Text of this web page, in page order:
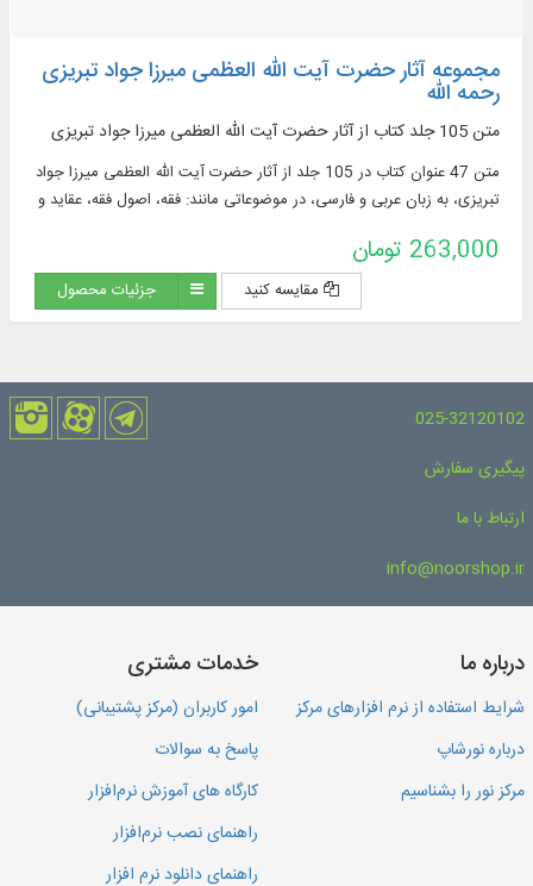
مجموعه آثار حضرت آیت‌ الله العظمی میرزا جواد تبریزی
رحمه الله
متن 105 جلد کتاب از آثار حضرت آیت‌ الله العظمی میرزا جواد تبریزی
متن 47 عنوان کتاب در 105 جلد از آثار حضرت آیت‌ الله العظمی میرزا جواد
تبریزی، به زبان عربی و فارسی، در موضوعاتی مانند: فقه، اصول فقه، عقاید و
263,000 تومان
مقایسه کنید جزئیات محصول
025-32120102
پیگیری سفارش
ارتباط با ما
info@noorshop.ir
درباره ما
شرایط استفاده از نرم افزارهای مرکز
درباره نورشاپ
مرکز نور را بشناسیم
خدمات مشتری
امور کاربران (مرکز پشتیبانی)
پاسخ به سوالات
کارگاه های آموزش نرم‌افزار
راهنمای نصب نرم‌افزار
راهنمای دانلود نرم افزار